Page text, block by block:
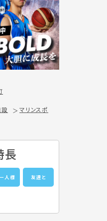
マリンスポ
長
人様 友達と